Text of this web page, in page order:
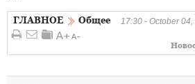
ГЛАВНОЕ Общее 17:30 - October 04,